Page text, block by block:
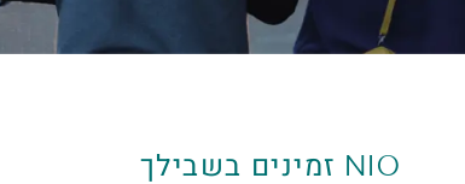
NIO זמינים בשבילך